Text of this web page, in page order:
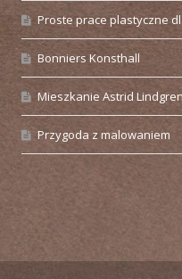
Proste prace plastyczne
Bonniers Konsthall
Mieszkanie Astrid Lindgren
Przygoda z malowaniem